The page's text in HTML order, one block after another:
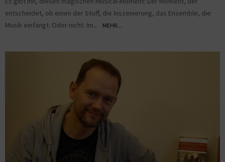
entscheidet, ob einen der Stoff, die Inszenierung, das Ensemble, die
Musik einfängt. Oder nicht. Im...
MEHR...